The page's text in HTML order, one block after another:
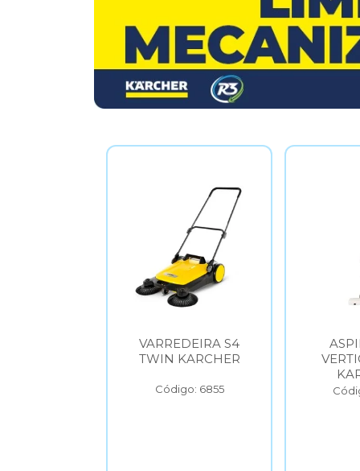
VARREDEIRA S4
TWIN KARCHER
Código: 6855
ASPIRADOR
VERTICAL
KARCHER
Código: 6856